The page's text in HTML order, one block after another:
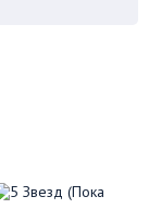
(Пока